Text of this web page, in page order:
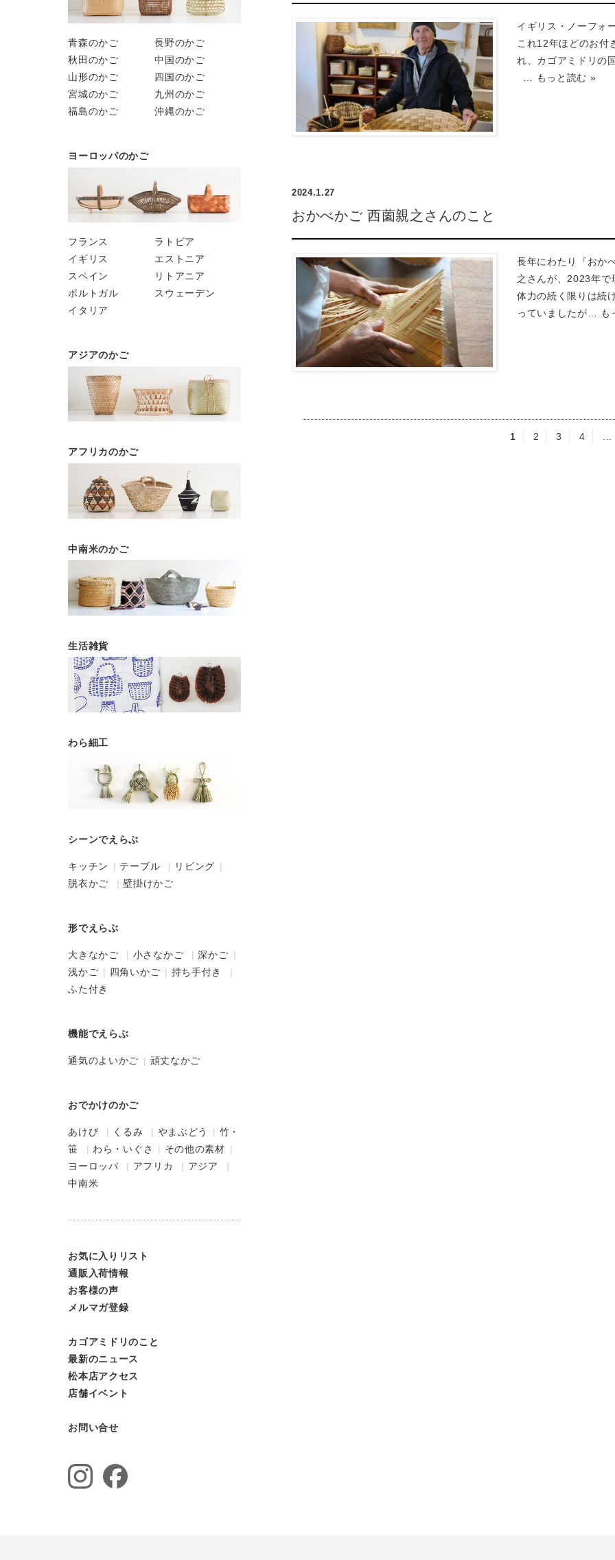
イギリス・ノーフォ
これ12年ほどのお付
れ、カゴアミドリの
もっと読む »
2024.1.27
おかべかご 西薗親之さんのこと
長年にわたり『おか
之さんが、2023年で
体力の続く限りは続
っていましたが…
も
1 2 3 4
青森のかご
長野のかご
秋田のかご
中国のかご
山形のかご
四国のかご
宮城のかご
九州のかご
福島のかご
沖縄のかご
ヨーロッパのかご
フランス
ラトビア
イギリス
エストニア
スペイン
リトアニア
ポルトガル
スウェーデン
イタリア
アジアのかご
アフリカのかご
中南米のかご
生活雑貨
わら細工
シーンでえらぶ
キッチン テーブル
リビング
脱衣かご
壁掛けかご
形でえらぶ
大きなかご 小さなかご
深かご
浅かご
四角いかご
持ち手付き
ふた付き
機能でえらぶ
通気のよいかご 頑丈なかご
おでかけのかご
あけび くるみ やまぶどう
竹・
笹
わら・いぐさ
その他の素材
ヨーロッパ
アフリカ
アジア
中南米
お気に入りリスト
通販入荷情報
お客様の声
メルマガ登録
カゴアミドリのこと
最新のニュース
松本店アクセス
店舗イベント
お問い合せ